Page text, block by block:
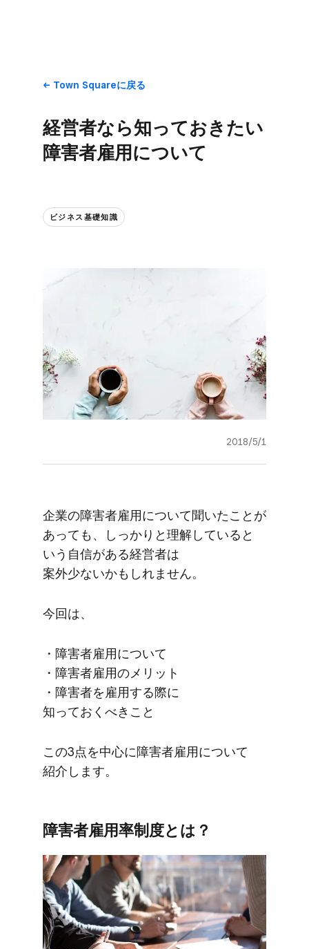
Town Squareに​戻る
経営者なら​知って​おきたい​
障害者雇用に​ついて​
ビジネス基礎知識
2018/5/1
企業の​障害者雇用に​ついて​聞いた​ことが​
あっても、​しっかりと​理解していると​
いう​自信が​ある​経営者は​
案外少ないかもしれません。
今回は、
・障害者雇用に​ついて​
・障害者雇用の​メリット
・障害者を​雇用する​際に​
知っておくべきこと
この​3点を​中心に​障害者雇用に​ついて​
紹介します。
障害者雇用率制度とは？